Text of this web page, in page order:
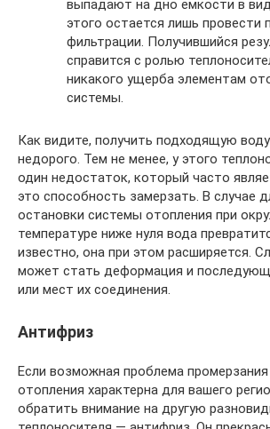
выпадают на дно емкости в
этого остается лишь провести
фильтрации. Получившийся
справится с ролью
никакого ущерба элементам
системы.
Как видите, получить подходящую
недорого. Тем не менее, у этого
один недостаток, который часто
это способность замерзать. В случае
остановки системы отопления при
температуре ниже нуля вода
известно, она при этом расширяется.
может стать деформация и
или мест их соединения.
Антифриз
Если возможная проблема
отопления характерна для вашего
обратить внимание на другую